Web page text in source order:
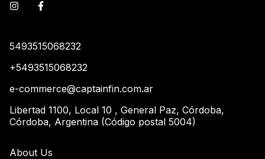
5493515068232
+5493515068232
e-commerce@captainfin.com.ar
Libertad 1100, Local 10 , General Paz, Córdoba,
Córdoba, Argentina (Código postal 5004)
About Us